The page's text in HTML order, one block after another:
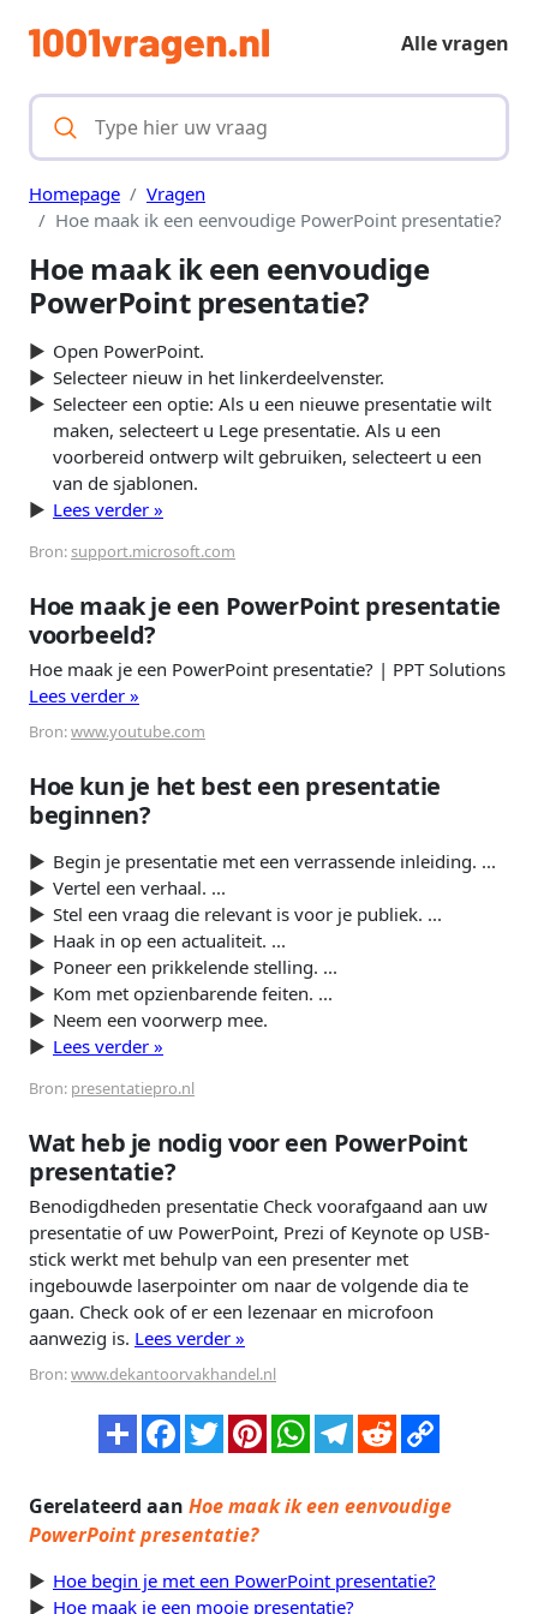
Alle vragen
Homepage
Vragen
Hoe maak ik een eenvoudige PowerPoint presentatie?
Hoe maak ik een eenvoudige
PowerPoint presentatie?
Open PowerPoint.
Selecteer nieuw in het linkerdeelvenster.
Selecteer een optie: Als u een nieuwe presentatie wilt
maken, selecteert u Lege presentatie. Als u een
voorbereid ontwerp wilt gebruiken, selecteert u een
van de sjablonen.
Lees verder »
Bron:support.microsoft.com
Hoe maak je een PowerPoint presentatie
voorbeeld?
Hoe maak je een PowerPoint presentatie? | PPT Solutions
Lees verder »
Bron:www.youtube.com
Hoe kun je het best een presentatie
beginnen?
Begin je presentatie met een verrassende inleiding. ...
Vertel een verhaal. ...
Stel een vraag die relevant is voor je publiek. ...
Haak in op een actualiteit. ...
Poneer een prikkelende stelling. ...
Kom met opzienbarende feiten. ...
Neem een voorwerp mee.
Lees verder »
Bron: presentatiepro.nl
Wat heb je nodig voor een PowerPoint
presentatie?
Benodigdheden presentatie Check voorafgaand aan uw
presentatie of uw PowerPoint, Prezi of Keynote op USB-
stick werkt met behulp van een presenter met
ingebouwde laserpointer om naar de volgende dia te
gaan. Check ook of er een lezenaar en microfoon
aanwezig is. Lees verder »
Bron:www.dekantoorvakhandel.nl
Gerelateerd aan Hoe maak ik een eenvoudige
PowerPoint presentatie?
Hoe begin je met een PowerPoint presentatie?
Hoe maak je een mooie presentatie?